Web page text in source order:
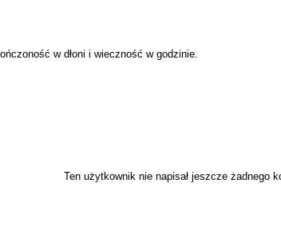
w dłoni i wieczność w godzinie.
Ten użytkownik nie napisał jeszcze żadnego